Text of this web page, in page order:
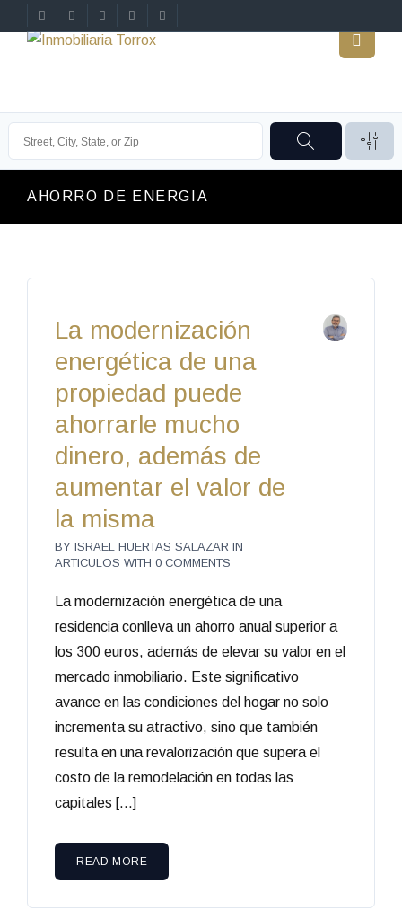
AHORRO DE ENERGIA
La modernización
energética de una
propiedad puede
ahorrarle mucho
dinero, además de
aumentar el valor de
la misma
BY ISRAEL HUERTAS SALAZAR IN
ARTICULOS WITH 0 COMMENTS
La modernización energética de una
residencia conlleva un ahorro anual superior a
los 300 euros, además de elevar su valor en el
mercado inmobiliario. Este significativo
avance en las condiciones del hogar no solo
incrementa su atractivo, sino que también
resulta en una revalorización que supera el
costo de la remodelación en todas las
capitales […]
READ MORE